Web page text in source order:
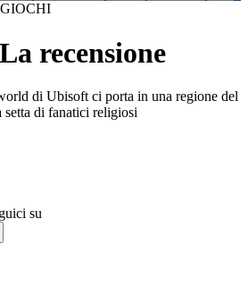
recensione
di Ubisoft ci porta in una regione del
setta di fanatici religiosi
su